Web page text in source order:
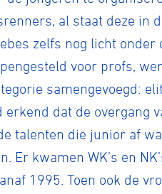
al staat deze in
zelfs nog licht onder
voor profs,
samengevoegd:
dat de overgang
talenten die junior af
kwamen WK’s en
1995. Toen ook de